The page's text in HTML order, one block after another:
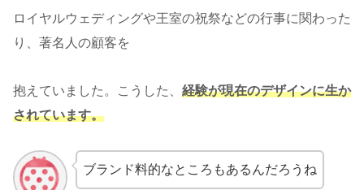
ロイヤルウェディングや王室の祝祭などの行事に関わった
り、著名人の顧客を
抱えていました。こうした、 経験が現在のデザインに生か
されています。
ブランド料的なところもあるんだろうね